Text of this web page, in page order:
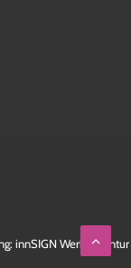
innSIGN Werbeagentur